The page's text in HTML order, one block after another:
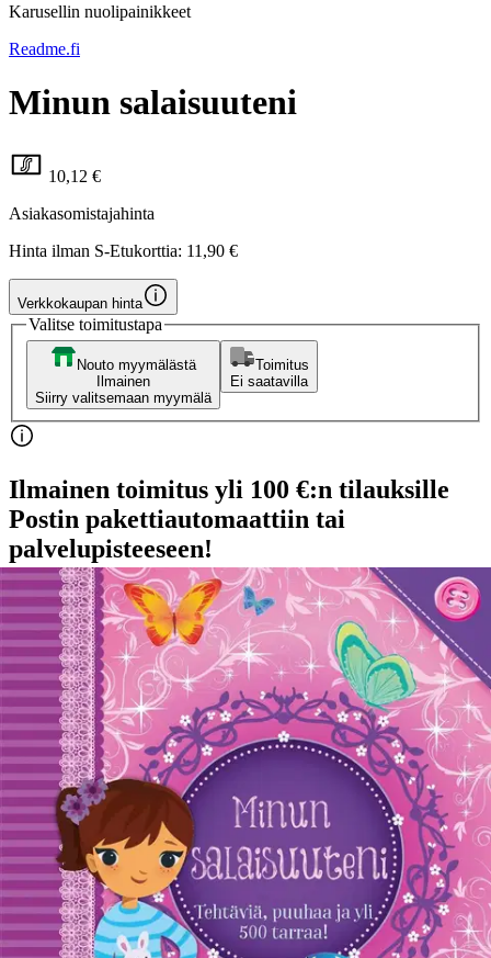
Karusellin nuolipainikkeet
Readme.fi
Minun salaisuuteni
10,12 €
Asiakasomistajahinta
Hinta ilman S-Etukorttia: 11,90 €
Verkkokaupan hinta
Valitse toimitustapa
Nouto myymälästä
Ilmainen
Siirry valitsemaan myymälä
Toimitus
Ei saatavilla
Ilmainen toimitus yli 100 €:n tilauksille
Postin pakettiautomaattiin tai
palvelupisteeseen!
Etu ei koske Suuri‑lisäpalvelulla toimitettavia tuotteita.
Tarkista myymäläsaatavuus
Tuotekuvaus
Tähän supersäkenöivään kirjaan voit kirjoittaa omia salaisuuksiasi,
mukavia ja muistettavia asioita rakkaista ystävistäsi, perheestäsi ja